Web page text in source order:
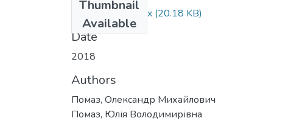
Thumbnail
Available
Тези 2018_2.docx (20.18 KB)
Date
2018
Authors
Помаз, Олександр Михайлович
Помаз, Юлія Володимирівна